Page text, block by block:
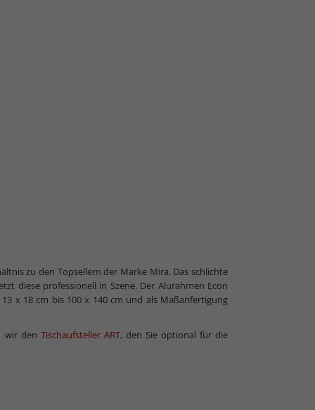
zu den Topsellern der Marke Mira. Das schlichte
diese professionell in Szene. Der Alurahmen Econ
x 18 cm bis 100 x 140 cm und als Maßanfertigung
wir den Tischaufsteller ART, den Sie optional für die